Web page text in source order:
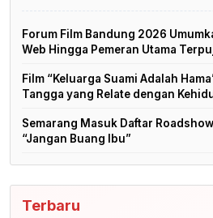
Forum Film Bandung 2026
Web Hingga Pemeran Utama
Film “Keluarga Suami Adalah
Tangga yang Relate dengan
Semarang Masuk Daftar
“Jangan Buang Ibu”
Terbaru